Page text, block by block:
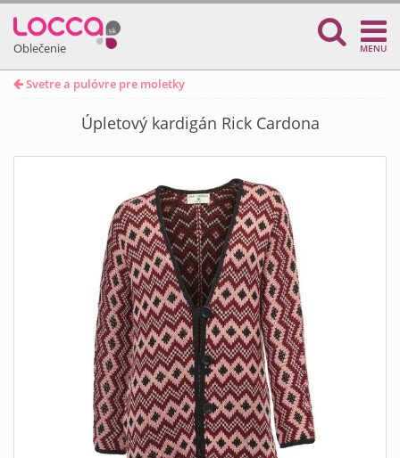
Oblečenie MENU
Svetre a pulóvre pre moletky
Úpletový kardigán Rick Cardona